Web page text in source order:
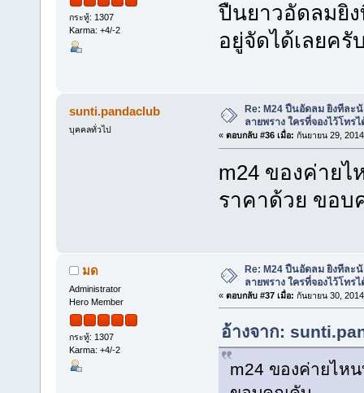
กระทู้: 1307
Karma: +4/-2
ปืนยาวอัดลมยิ
อยู่จัดได้เลยครั
sunti.pandaclub
บุคคลทั่วไป
Re: M24 ปืนอัดลม ยิงทีละ
ลายพราง ใครที่จองไว้โทร
« ตอบกลับ #36 เมื่อ: กันยายน 29,
m24 ของค่าย
ราคาด้วย ขอ
มด
Administrator
Hero Member
กระทู้: 1307
Karma: +4/-2
Re: M24 ปืนอัดลม ยิงทีละ
ลายพราง ใครที่จองไว้โทร
« ตอบกลับ #37 เมื่อ: กันยายน 30,
อ้างจาก:
m24 ของค่ายไห